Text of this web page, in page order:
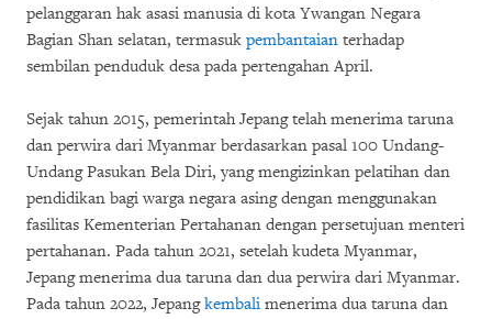
pelanggaran hak asasi manusia di kota Ywangan Negara
Bagian Shan selatan, termasuk pembantaian terhadap
sembilan penduduk desa pada pertengahan April.
Sejak tahun 2015, pemerintah Jepang telah menerima taruna
dan perwira dari Myanmar berdasarkan pasal 100 Undang-
Undang Pasukan Bela Diri, yang mengizinkan pelatihan dan
pendidikan bagi warga negara asing dengan menggunakan
fasilitas Kementerian Pertahanan dengan persetujuan menteri
pertahanan. Pada tahun 2021, setelah kudeta Myanmar,
Jepang menerima dua taruna dan dua perwira dari Myanmar.
Pada tahun 2022, Jepangkembali menerima dua taruna dan